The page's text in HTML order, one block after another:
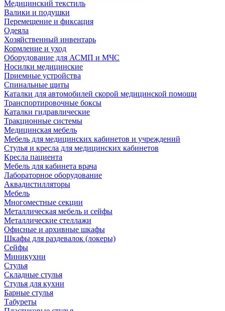
Медицинский текстиль
Валики и подушки
Перемещение и фиксация
Одеяла
Хозяйственный инвентарь
Кормление и уход
Оборудование для АСМП и МЧС
Носилки медицинские
Приемные устройства
Спинальные щиты
Каталки для автомобилей скорой медицинской помощи
Транспортировочные боксы
Каталки гидравлические
Тракционные системы
Медицинская мебель
Мебель для медицинских кабинетов и учреждений
Стулья и кресла для медицинских кабинетов
Кресла пациента
Мебель для кабинета врача
Лабораторное оборудование
Аквадистилляторы
Мебель
Многоместные секции
Металлическая мебель и сейфы
Металлические стеллажи
Офисные и архивные шкафы
Шкафы для раздевалок (локеры)
Сейфы
Миникухни
Стулья
Складные стулья
Стулья для кухни
Барные стулья
Табуреты